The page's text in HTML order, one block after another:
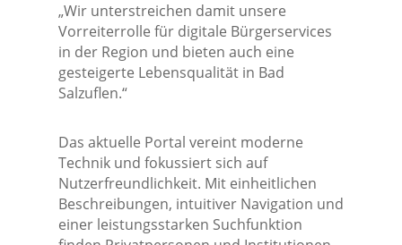
„Wir unterstreichen damit unsere
Vorreiterrolle für digitale Bürgerservices
in der Region und bieten auch eine
gesteigerte Lebensqualität in Bad
Salzuflen.“
Das aktuelle Portal vereint moderne
Technik und fokussiert sich auf
Nutzerfreundlichkeit. Mit einheitlichen
Beschreibungen, intuitiver Navigation und
einer leistungsstarken Suchfunktion